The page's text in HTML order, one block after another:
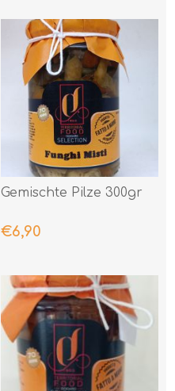
Gemischte Pilze 300gr
€6,90